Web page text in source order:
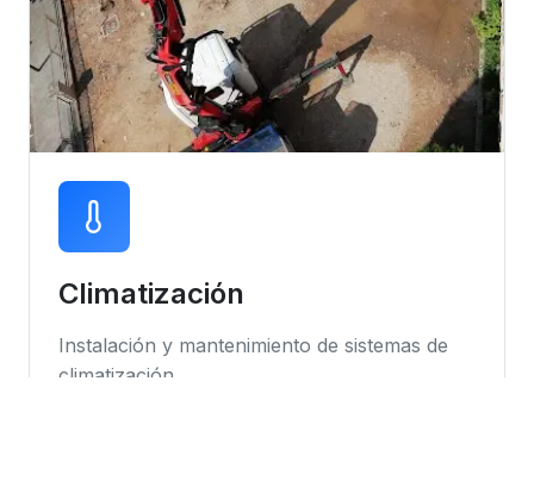
Climatización
Instalación y mantenimiento de sistemas de
climatización